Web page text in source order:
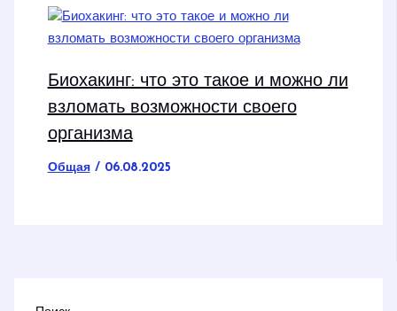
Биохакинг: что это такое и можно ли
взломать возможности своего
организма
Общая/ 06.08.2025